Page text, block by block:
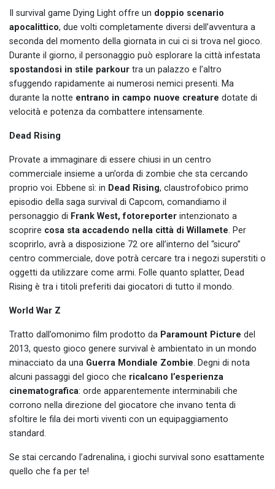
Il survival game Dying Light offre un doppio scenario
apocalittico, due volti completamente diversi dell’avventura a
seconda del momento della giornata in cui ci si trova nel gioco.
Durante il giorno, il personaggio può esplorare la città infestata
spostandosi in stile parkour tra un palazzo e l’altro
sfuggendo rapidamente ai numerosi nemici presenti. Ma
durante la notte entrano in campo nuove creature dotate di
velocità e potenza da combattere intensamente.
Dead Rising
Provate a immaginare di essere chiusi in un centro
commerciale insieme a un’orda di zombie che sta cercando
proprio voi. Ebbene sì: in Dead Rising, claustrofobico primo
episodio della saga survival di Capcom, comandiamo il
personaggio di Frank West, fotoreporter intenzionato a
scoprire cosa sta accadendo nella città di Willamete. Per
scoprirlo, avrà a disposizione 72 ore all’interno del “sicuro”
centro commerciale, dove potrà cercare tra i negozi superstiti o
oggetti da utilizzare come armi. Folle quanto splatter, Dead
Rising è tra i titoli preferiti dai giocatori di tutto il mondo.
World War Z
Tratto dall’omonimo film prodotto da Paramount Picture del
2013, questo gioco genere survival è ambientato in un mondo
minacciato da una Guerra Mondiale Zombie. Degni di nota
alcuni passaggi del gioco che ricalcano l’esperienza
cinematografica: orde apparentemente interminabili che
corrono nella direzione del giocatore che invano tenta di
sfoltire le fila dei morti viventi con un equipaggiamento
standard.
Se stai cercando l’adrenalina, i giochi survival sono esattamente
quello che fa per te!